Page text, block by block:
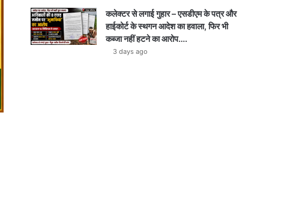
कलेक्टर से लगाई गुहार – एसडीएम के पत्र और
हाईकोर्ट के स्थगन आदेश का हवाला, फिर भी
कब्जा नहीं हटने का आरोप….
3 days ago